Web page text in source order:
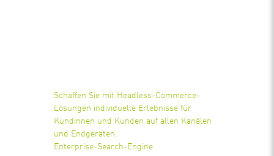
Schaffen Sie mit Headless-Commerce-
Lösungen individuelle Erlebnisse für
Kundinnen und Kunden auf allen Kanälen
und Endgeräten.
Enterprise-Search-Engine